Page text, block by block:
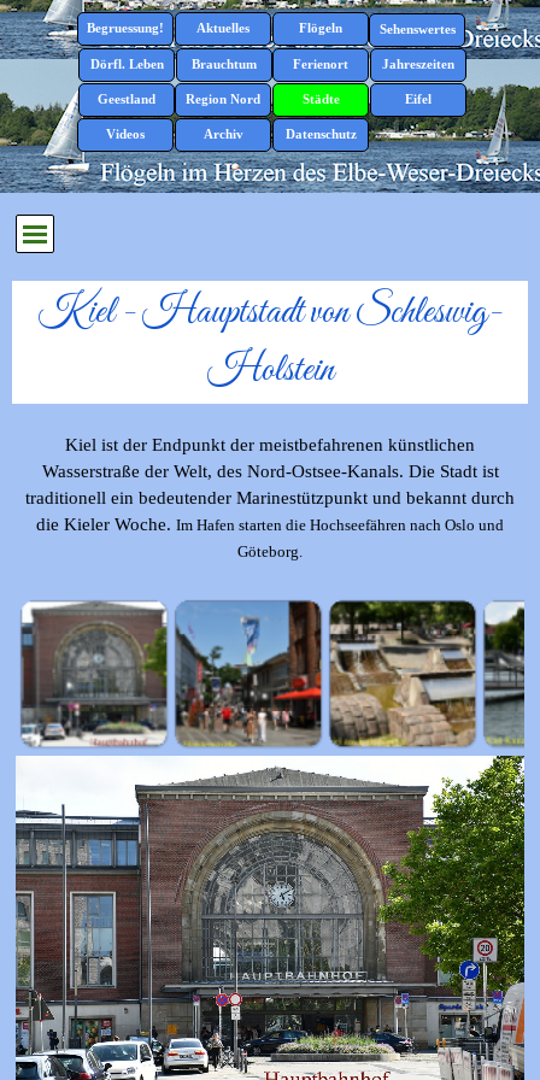
Direkt zum Seiteninhalt
Menü überspringen
Begruessung! Aktuelles ▼
Flögeln ▼
Sehenswertes ▼
Dörfl. Leben ▼
Brauchtum ▼
Ferienort ▼
Jahreszeiten
Geestland ▼
Region Nord ▼
Städte ▼
Eifel ▼
Videos Archiv ▼
Datenschutz
Kiel - Hauptstadt von Schleswig-
Holstein
Kiel ist der Endpunkt der meistbefahrenen künstlichen
Wasserstraße der Welt, des Nord-Ostsee-Kanals. Die Stadt ist
traditionell ein bedeutender Marinestützpunkt und bekannt durch
die Kieler Woche. Im Hafen starten die Hochseefähren nach Oslo und
Göteborg.